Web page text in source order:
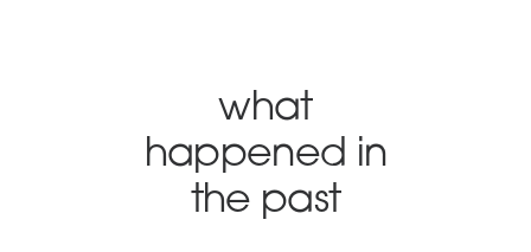
what
happened in
the past